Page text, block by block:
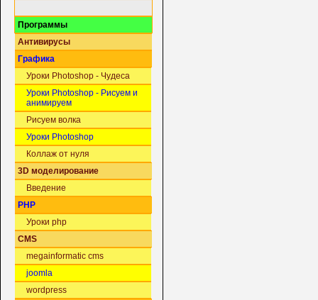
Программы
Антивирусы
Графика
Уроки Photoshop - Чудеса
Уроки Photoshop - Рисуем и
анимируем
Рисуем волка
Уроки Photoshop
Коллаж от нуля
3D моделирование
Введение
PHP
Уроки php
CMS
megainformatic cms
joomla
wordpress